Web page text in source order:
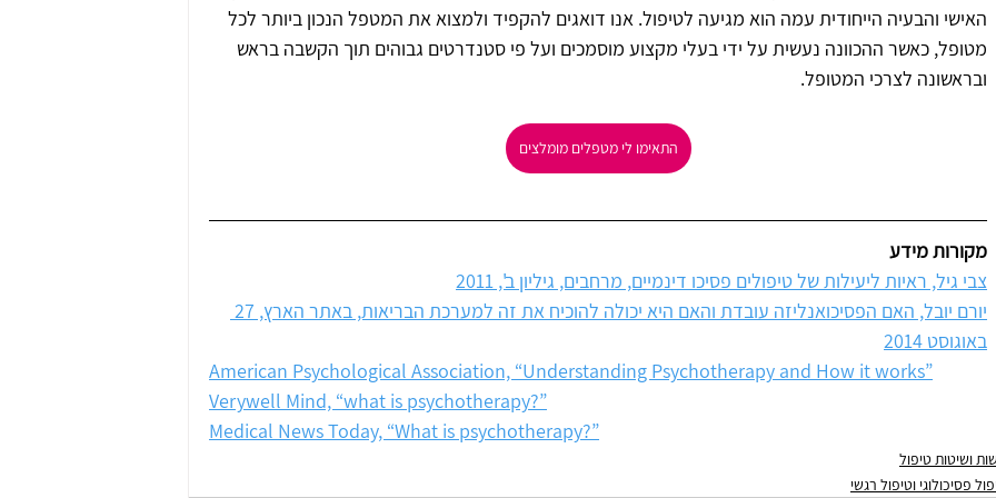
האישי והבעיה הייחודית עמה הוא מגיעה לטיפול. אנו דואגים להקפיד ולמצוא את המטפל הנכון ביותר לכל
מטופל, כאשר ההכוונה נעשית על ידי בעלי מקצוע מוסמכים ועל פי סטנדרטים גבוהים תוך הקשבה בראש
ובראשונה לצרכי המטופל.
התאימו לי מטפלים מומלצים
מקורות מידע
צבי גיל, ראיות ליעילות של טיפולים פסיכו דינמיים, מרחבים, גיליון ב', 2011
באוגוסט 2014
American Psychological Association, “Understanding Psychotherapy and How it works”
Verywell Mind, “what is psychotherapy?”
Medical News Today, “What is psychotherapy?”
ושיטות טיפול
פסיכולוגי וטיפול רגשי